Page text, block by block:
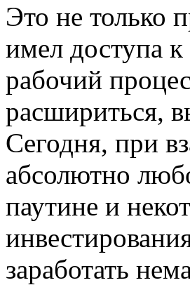
Это не только
имел доступа
рабочий
расшириться,
Сегодня, при
абсолютно
паутине и
заработать